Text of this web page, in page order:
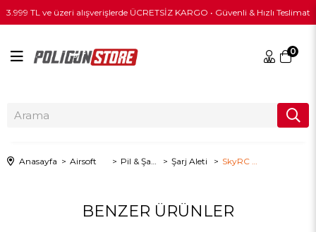
3.999 TL ve üzeri alışverişlerde ÜCRETSİZ KARGO • Güvenli & Hızlı Teslimat
0
Anasayfa Airsoft Şarj Aleti
BENZER ÜRÜNLER